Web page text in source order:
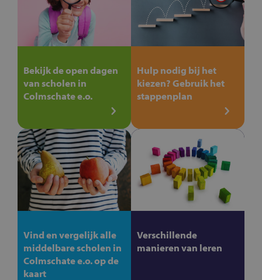
Bekijk de open dagen
van scholen in
Colmschate e.o.
Hulp nodig bij het
kiezen? Gebruik het
stappenplan
Vind en vergelijk alle
middelbare scholen in
Colmschate e.o. op de
kaart
Verschillende
manieren van leren